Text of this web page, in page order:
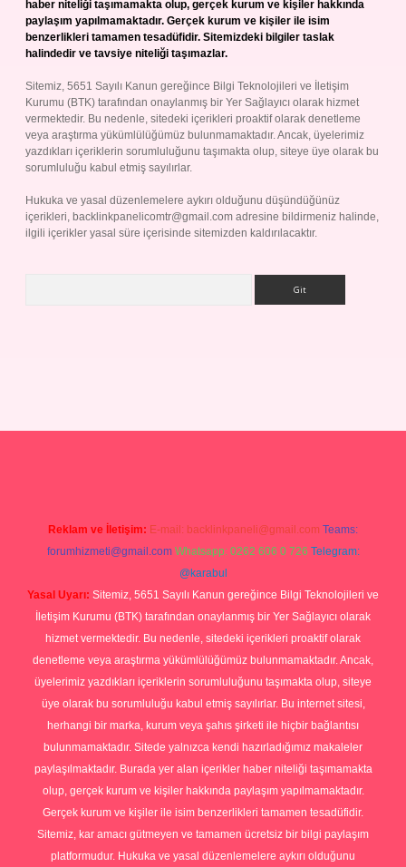
haber niteliği taşımamakta olup, gerçek kurum ve kişiler hakkında
paylaşım yapılmamaktadır. Gerçek kurum ve kişiler ile isim
benzerlikleri tamamen tesadüfidir. Sitemizdeki bilgiler taslak
halindedir ve tavsiye niteliği taşımazlar.
Sitemiz, 5651 Sayılı Kanun gereğince Bilgi Teknolojileri ve İletişim
Kurumu (BTK) tarafından onaylanmış bir Yer Sağlayıcı olarak hizmet
vermektedir. Bu nedenle, sitedeki içerikleri proaktif olarak denetleme
veya araştırma yükümlülüğümüz bulunmamaktadır. Ancak, üyelerimiz
yazdıkları içeriklerin sorumluluğunu taşımakta olup, siteye üye olarak bu
sorumluluğu kabul etmiş sayılırlar.
Hukuka ve yasal düzenlemelere aykırı olduğunu düşündüğünüz
içerikleri, backlinkpanelicomtr@gmail.com adresine bildirmeniz halinde,
ilgili içerikler yasal süre içerisinde sitemizden kaldırılacaktır.
Reklam ve İletişim: E-mail: backlinkpaneli@gmail.com Teams:
forumhizmeti@gmail.com Whatsapp: 0262 606 0 726 Telegram:
@karabul
Yasal Uyarı: Sitemiz, 5651 Sayılı Kanun gereğince Bilgi Teknolojileri ve
İletişim Kurumu (BTK) tarafından onaylanmış bir Yer Sağlayıcı olarak
hizmet vermektedir. Bu nedenle, sitedeki içerikleri proaktif olarak
denetleme veya araştırma yükümlülüğümüz bulunmamaktadır. Ancak,
üyelerimiz yazdıkları içeriklerin sorumluluğunu taşımakta olup, siteye
üye olarak bu sorumluluğu kabul etmiş sayılırlar. Bu internet sitesi,
herhangi bir marka, kurum veya şahıs şirketi ile hiçbir bağlantısı
bulunmamaktadır. Sitede yalnızca kendi hazırladığımız makaleler
paylaşılmaktadır. Burada yer alan içerikler haber niteliği taşımamakta
olup, gerçek kurum ve kişiler hakkında paylaşım yapılmamaktadır.
Gerçek kurum ve kişiler ile isim benzerlikleri tamamen tesadüfidir.
Sitemiz, kar amacı gütmeyen ve tamamen ücretsiz bir bilgi paylaşım
platformudur. Hukuka ve yasal düzenlemelere aykırı olduğunu